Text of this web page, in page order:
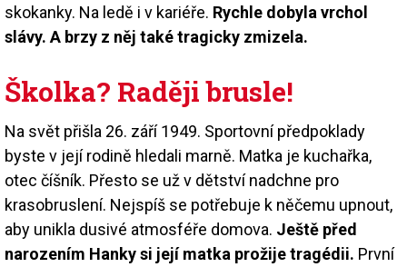
skokanky. Na ledě i v kariéře. Rychle dobyla vrchol
slávy. A brzy z něj také tragicky zmizela.
Školka? Raději brusle!
Na svět přišla 26. září 1949. Sportovní předpoklady
byste v její rodině hledali marně. Matka je kuchařka,
otec číšník. Přesto se už v dětství nadchne pro
krasobruslení. Nejspíš se potřebuje k něčemu upnout,
aby unikla dusivé atmosféře domova. Ještě před
narozením Hanky si její matka prožije tragédii. První